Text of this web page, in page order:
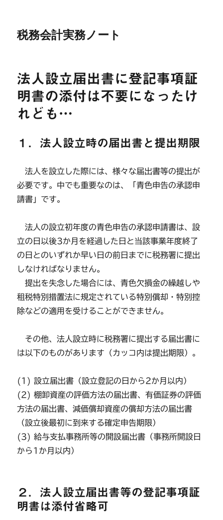
税務会計実務ノート
法人設立届出書に登記事項証
明書の添付は不要になったけ
れども…
１．法人設立時の届出書と提出期限
法人を設立した際には、様々な届出書等の提出が
必要です。中でも重要なのは、「青色申告の承認申
請書」です。
法人の設立初年度の青色申告の承認申請書は、設
立の日以後3か月を経過した日と当該事業年度終了
の日とのいずれか早い日の前日までに税務署に提出
しなければなりません。
提出を失念した場合には、青色欠損金の繰越しや
租税特別措置法に規定されている特別償却・特別控
除などの適用を受けることができません。
その他、法人設立時に税務署に提出する届出書に
は以下のものがあります（カッコ内は提出期限）。
(1) 設立届出書（設立登記の日から2か月以内）
(2) 棚卸資産の評価方法の届出書、有価証券の評価
方法の届出書、減価償却資産の償却方法の届出書
（設立後最初に到来する確定申告期限）
(3) 給与支払事務所等の開設届出書（事務所開設日
から1か月以内）
２．法人設立届出書等の登記事項証
明書は添付省略可